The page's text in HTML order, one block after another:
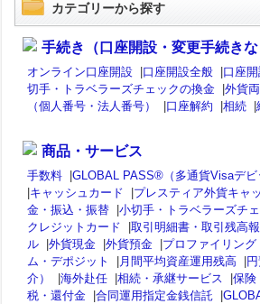
カテゴリーから探す
手続き（口座開設・変更手続きな
オンライン口座開設 口座開設全般 口座
切手・トラベラーズチェックの換金
外貨
（個人番号・法人番号）
口座解約 相続
商品・サービス
手数料
GLOBAL PASS®（多通貨Visaデ
キャッシュカード プレスティア外貨キャ
金・振込・振替
小切手・トラベラーズチ
クレジットカード
取引明細書・取引残高
ル
外貨現金 外貨預金 プロファイリング
ム・デポジット
月間平均資産運用残高
介）
海外赴任 相続・承継サービス 保険
税・還付金
合同運用指定金銭信託